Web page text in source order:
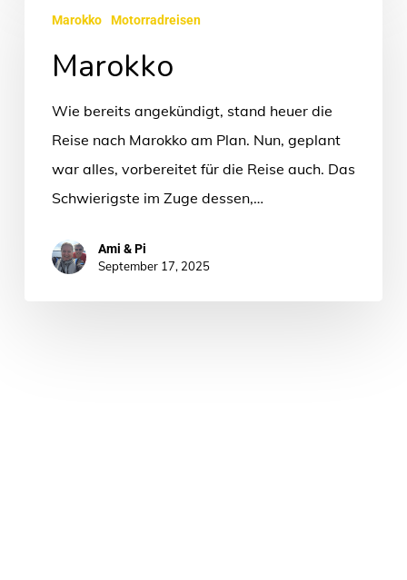
Marokko Motorradreisen
Marokko
Wie bereits angekündigt, stand heuer die
Reise nach Marokko am Plan. Nun, geplant
war alles, vorbereitet für die Reise auch. Das
Schwierigste im Zuge dessen,…
Ami & Pi
September 17, 2025